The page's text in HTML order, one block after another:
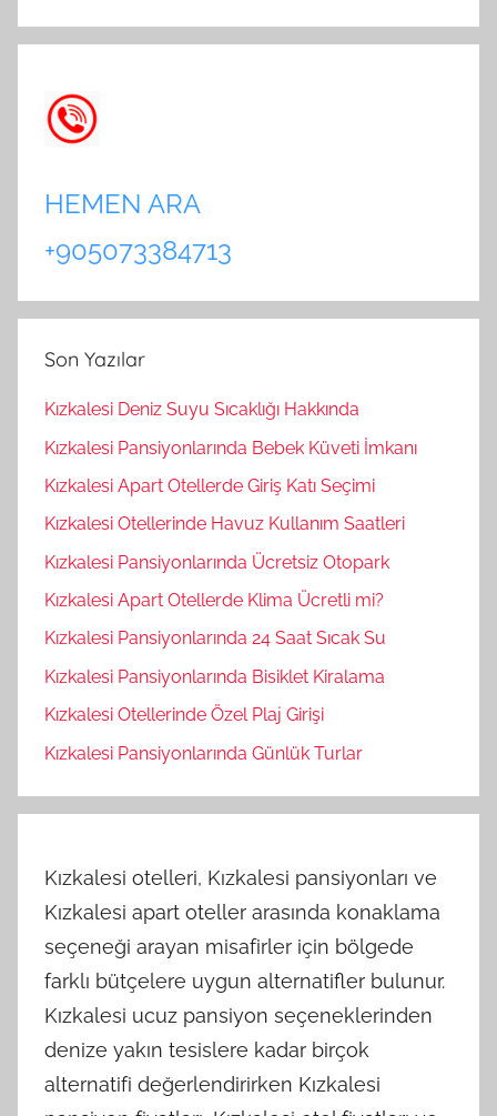
HEMEN ARA
+905073384713
Son Yazılar
Kızkalesi Deniz Suyu Sıcaklığı Hakkında
Kızkalesi Pansiyonlarında Bebek Küveti İmkanı
Kızkalesi Apart Otellerde Giriş Katı Seçimi
Kızkalesi Otellerinde Havuz Kullanım Saatleri
Kızkalesi Pansiyonlarında Ücretsiz Otopark
Kızkalesi Apart Otellerde Klima Ücretli mi?
Kızkalesi Pansiyonlarında 24 Saat Sıcak Su
Kızkalesi Pansiyonlarında Bisiklet Kiralama
Kızkalesi Otellerinde Özel Plaj Girişi
Kızkalesi Pansiyonlarında Günlük Turlar
Kızkalesi otelleri, Kızkalesi pansiyonları ve
Kızkalesi apart oteller arasında konaklama
seçeneği arayan misafirler için bölgede
farklı bütçelere uygun alternatifler bulunur.
Kızkalesi ucuz pansiyon seçeneklerinden
denize yakın tesislere kadar birçok
alternatifi değerlendirirken Kızkalesi